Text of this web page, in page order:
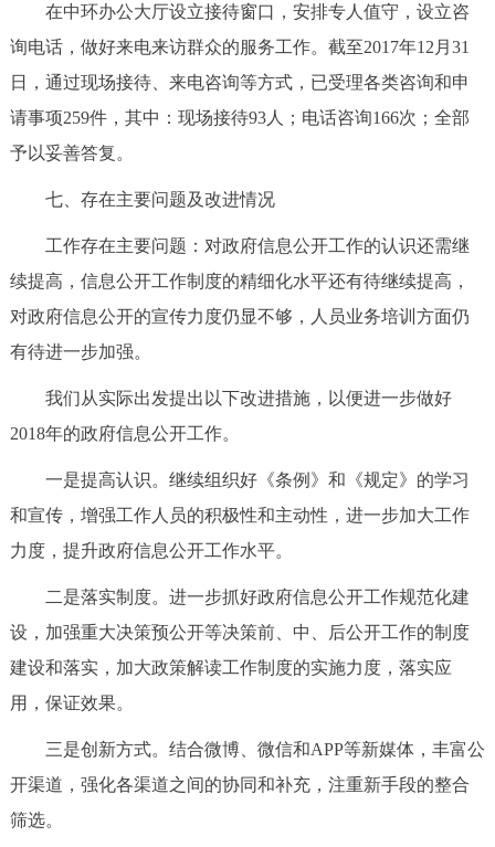
在中环办公大厅设立接待窗口，安排专人值守，设立咨
询电话，做好来电来访群众的服务工作。截至2017年12月31
日，通过现场接待、来电咨询等方式，已受理各类咨询和申
请事项259件，其中：现场接待93人；电话咨询166次；全部
予以妥善答复。
七、存在主要问题及改进情况
工作存在主要问题：对政府信息公开工作的认识还需继
续提高，信息公开工作制度的精细化水平还有待继续提高，
对政府信息公开的宣传力度仍显不够，人员业务培训方面仍
有待进一步加强。
我们从实际出发提出以下改进措施，以便进一步做好
2018年的政府信息公开工作。
一是提高认识。继续组织好《条例》和《规定》的学习
和宣传，增强工作人员的积极性和主动性，进一步加大工作
力度，提升政府信息公开工作水平。
二是落实制度。进一步抓好政府信息公开工作规范化建
设，加强重大决策预公开等决策前、中、后公开工作的制度
建设和落实，加大政策解读工作制度的实施力度，落实应
用，保证效果。
三是创新方式。结合微博、微信和APP等新媒体，丰富公
开渠道，强化各渠道之间的协同和补充，注重新手段的整合
筛选。